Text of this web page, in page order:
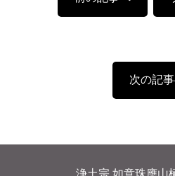
次の記
浄土宗 如意珠應山